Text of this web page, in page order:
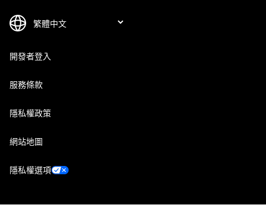
開發者登入
服務條款
隱私權政策
網站地圖
隱私權選項